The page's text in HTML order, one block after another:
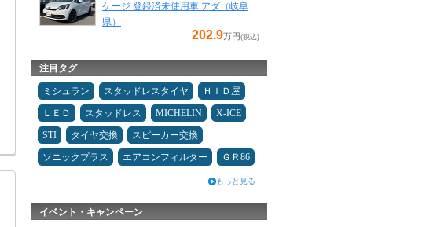
ケージ 登録済未使用車 アダ（岐阜
県）
202.9万円(税込)
注目タグ
ミシュラン スタッドレスタイヤ
ＨＩＤ屋
ＬＥＤ
スタッドレス MICHELIN
X-ICE
STI
タイヤ交換
スピーカー交換
ソニックプラス
エアコンフィルター ＧＲ86
もっと見る
イベント・キャンペーン